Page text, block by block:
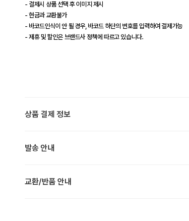
- 결제시 상품 선택 후 이미지 제시
- 현금과 교환불가
- 바코드인식이 안 될 경우, 바코드 하단의 번호를 입력하여 결제가능
- 제휴 및 할인은 브랜드사 정책에 따르고 있습니다.
상품 결제 정보
발송 안내
교환/반품 안내